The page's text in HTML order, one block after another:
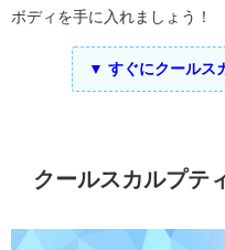
ボディを手に入れましょう！
▼ すぐにクールス
クールスカルプテ